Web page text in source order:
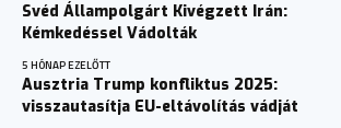
Svéd Állampolgárt Kivégzett Irán:
Kémkedéssel Vádolták
5 HÓNAP EZELŐTT
Ausztria Trump konfliktus 2025:
visszautasítja EU-eltávolítás vádját